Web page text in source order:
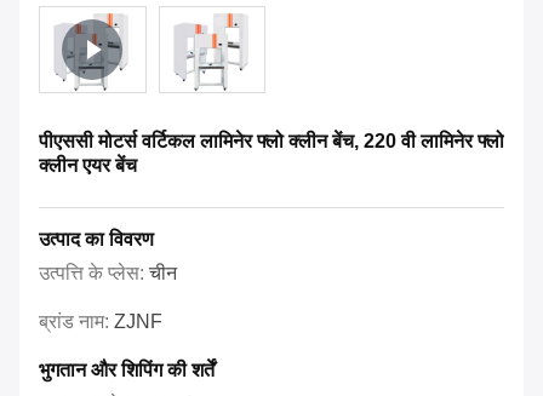
पीएससी मोटर्स वर्टिकल लामिनेर फ्लो क्लीन बेंच, 220 वी लामिनेर फ्लो
क्लीन एयर बेंच
उत्पाद का विवरण
उत्पत्ति के प्लेस:चीन
ब्रांड नाम: ZJNF
भुगतान और शिपिंग की शर्तें